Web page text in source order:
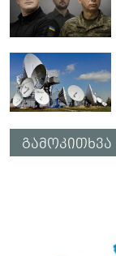
გამოკითხვა